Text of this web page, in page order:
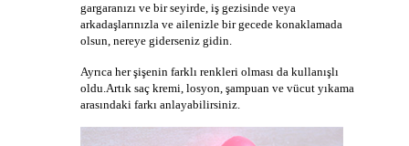
gargaranızı ve bir seyirde, iş gezisinde veya
arkadaşlarınızla ve ailenizle bir gecede konaklamada
olsun, nereye giderseniz gidin.
Ayrıca her şişenin farklı renkleri olması da kullanışlı
oldu.Artık saç kremi, losyon, şampuan ve vücut yıkama
arasındaki farkı anlayabilirsiniz.